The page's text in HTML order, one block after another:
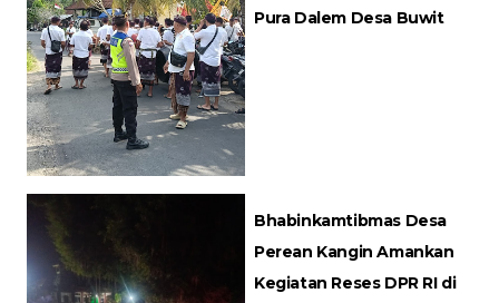
Pura Dalem Desa Buwit
Bhabinkamtibmas Desa
Perean Kangin Amankan
Kegiatan Reses DPR RI di